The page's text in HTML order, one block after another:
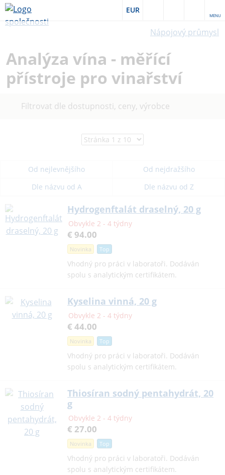
EUR
MENU
Nápojový průmysl
Analýza vína - měřící
přístroje pro vinařství
Filtrovat dle dostupnosti, ceny, výrobce
Od nejlevnějšího
Od nejdražšího
Dle názvu od A
Dle názvu od Z
Hydrogenftalát draselný, 20 g
Obvykle 2 - 4 týdny
€ 94.00
Novinka Top
Vhodný pro práci v laboratoři. Dodáván
spolu s analytickým certifikátem.
Kyselina vinná, 20 g
Obvykle 2 - 4 týdny
€ 44.00
Novinka Top
Vhodný pro práci v laboratoři. Dodáván
spolu s analytickým certifikátem.
Thiosíran sodný pentahydrát, 20
g
Obvykle 2 - 4 týdny
€ 27.00
Novinka Top
Vhodný pro práci v laboratoři. Dodáván
spolu s analytickým certifikátem.